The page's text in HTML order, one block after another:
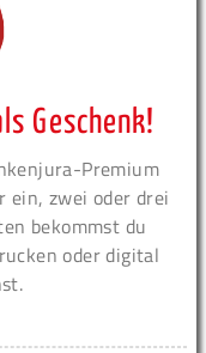
Geschenk!
Premium
ein, zwei oder drei
bekommst du
oder digital